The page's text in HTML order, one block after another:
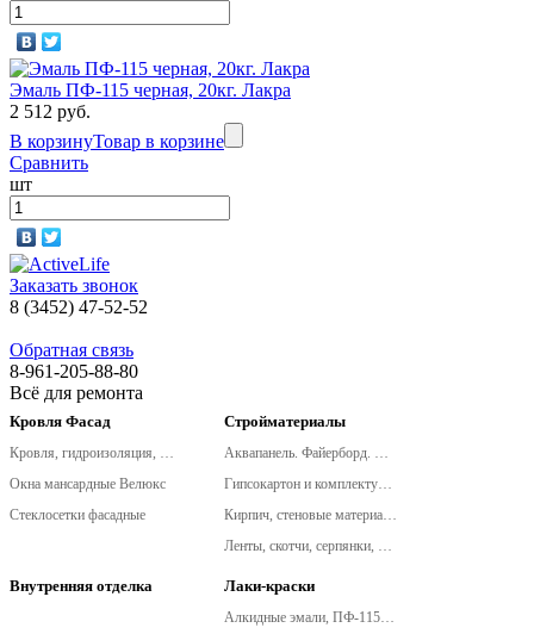
Эмаль ПФ-115 черная, 20кг. Лакра
2 512 руб.
В корзинуТовар в корзине
Сравнить
шт
Заказать звонок
8 (3452) 47-52-52
Обратная связь
8-961-205-88-80
Всё для ремонта
Кровля Фасад
Кровля, гидроизоляция, металлочерепица, сайдинг
Окна мансардные Велюкс
Стеклосетки фасадные
Стройматериалы
Аквапанель. Файерборд. Клинео. (новинки КНАУФ!)
Гипсокартон и комплектующие
Кирпич, стеновые материалы
Ленты, скотчи, серпянки, сетки армировочные
Внутренняя отделка Лаки-краски
Алкидные эмали, ПФ-115, ПФ-266